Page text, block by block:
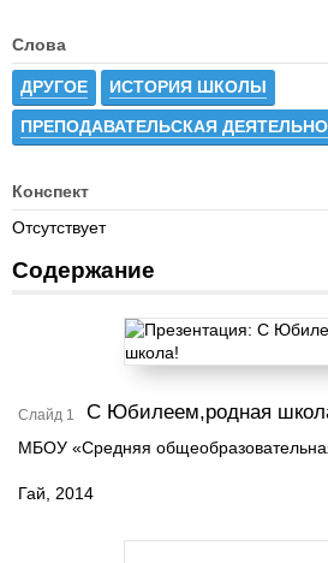
Слова
ДРУГОЕ ИСТОРИЯ ШКОЛЫ
ПРЕПОДАВАТЕЛЬСКАЯ
Конспект
Отсутствует
Содержание
Слайд 1 С Юбилеем,родная
МБОУ «Средняя
Гай, 2014